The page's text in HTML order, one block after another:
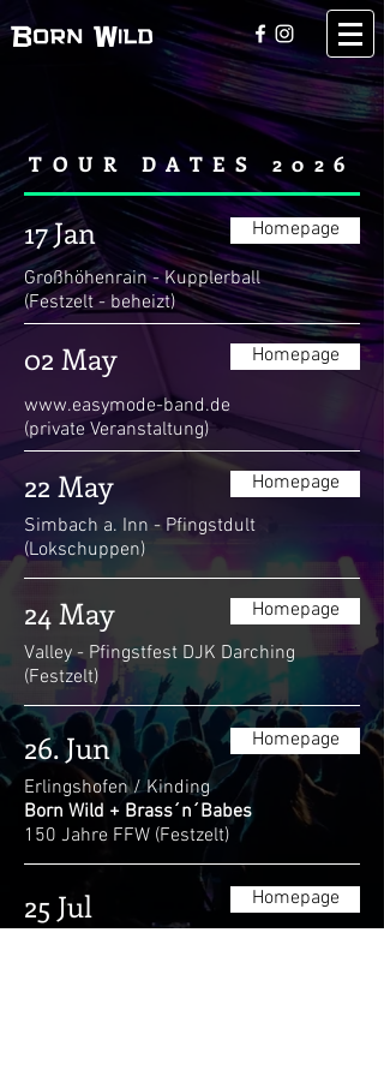
Born Wild
TOUR DATES 2026
17 Jan Homepage
Großhöhenrain - Kupplerball
(Festzelt - beheizt)
02 May Homepage
www.easymode-band.de
(private Veranstaltung)
22 May Homepage
Simbach a. Inn - Pfingstdult
(Lokschuppen)
24 May Homepage
Valley - Pfingstfest DJK Darching
(Festzelt)
26. Jun Homepage
Erlingshofen / Kinding
Born Wild + Brass´n´Babes
150 Jahre FFW (Festzelt)
25 Jul Homepage